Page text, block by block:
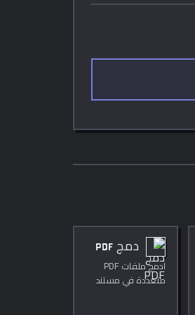
دمج PDF
ادمج ملفات PDF
متعددة في مستند